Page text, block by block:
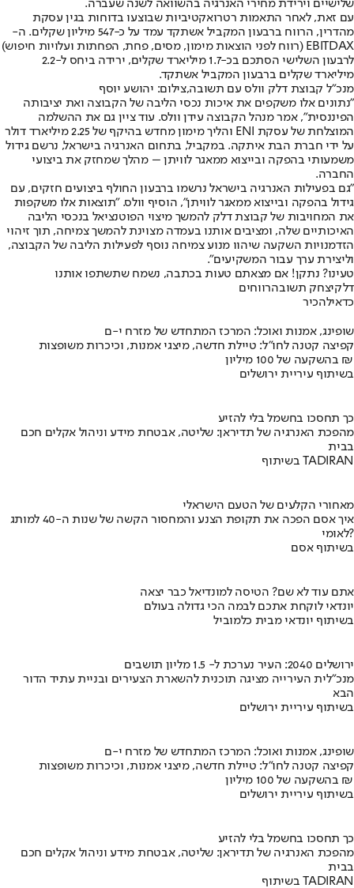
שלישיים וירידת מחירי האנרגיה בהשוואה לשנה שעברה.
עם זאת, לאחר התאמות רטרואקטיביות שבוצעו בדוחות בגין עסקת
מהדרין, הרווח ברבעון המקביל אשתקד עמד על כ-547 מיליון שקלים. ה-
EBITDAX (רווח לפני הוצאות מימון, מסים, פחת, הפחתות ועלויות חיפוש)
לרבעון השלישי הסתכם בכ-1.7 מיליארד שקלים, ירידה ביחס ל-2.2
מיליארד שקלים ברבעון המקביל אשתקד.
מנכ"ל קבוצת דלק וולס עם תשובה,צילום: יהושע יוסף
"נתונים אלו משקפים את איכות נכסי הליבה של הקבוצה ואת יציבותה
הפיננסית", אמר מנהל הקבוצה עידן וולס. עוד ציין גם את ההשלמה
המוצלחת של עסקת ENI והליך מימון מחדש בהיקף של 2.25 מיליארד דולר
על ידי חברת הבת איתקה. במקביל, בתחום האנרגיה בישראל, נרשם גידול
משמעותי בהפקה ובייצוא ממאגר לוויתן – מהלך שמחזק את ביצועי
החברה.
"גם בפעילות האנרגיה בישראל נרשמו ברבעון החולף ביצועים חזקים, עם
גידול בהפקה ובייצוא ממאגר לוויתן", הוסיף וולס. "תוצאות אלו משקפות
את המחויבות של קבוצת דלק להמשך מיצוי הפוטנציאל בנכסי הליבה
האיכותיים שלה, ומציבים אותנו בעמדה מצוינת להמשך צמיחה, תוך זיהוי
הזדמנויות השקעה שיהוו מנוע צמיחה נוסף לפעילות הליבה של הקבוצה,
וליצירת ערך עבור המשקיעים".
טעינו? נתקן! אם מצאתם טעות בכתבה, נשמח שתשתפו אותנו
דלקיצחק תשובהרווחים
כדאילהכיר
שופינג, אמנות ואוכל: המרכז המתחדש של מזרח י-ם
קפיצה קטנה לחו"ל: טיילת חדשה, מיצגי אמנות, וכיכרות משופצות
בהשקעה של 100 מיליון ₪
בשיתוף עיריית ירושלים
כך תחסכו בחשמל בלי להזיע
מהפכת האנרגיה של תדיראן: שליטה, אבטחת מידע וניהול אקלים חכם
בבית
בשיתוף TADIRAN
מאחורי הקלעים של הטעם הישראלי
איך אסם הפכה את תקופת הצנע והמחסור הקשה של שנות ה-40 למותג
לאומי?
בשיתוף אסם
אתם עוד לא שם? הטיסה למונדיאל כבר יצאה
יונדאי לוקחת אתכם לבמה הכי גדולה בעולם
בשיתוף יונדאי מבית כלמוביל
ירושלים 2040: העיר נערכת ל- 1.5 מליון תושבים
מנכ"לית העירייה מציגה תוכנית להשארת הצעירים ובניית עתיד הדור
הבא
בשיתוף עיריית ירושלים
שופינג, אמנות ואוכל: המרכז המתחדש של מזרח י-ם
קפיצה קטנה לחו"ל: טיילת חדשה, מיצגי אמנות, וכיכרות משופצות
בהשקעה של 100 מיליון ₪
בשיתוף עיריית ירושלים
כך תחסכו בחשמל בלי להזיע
מהפכת האנרגיה של תדיראן: שליטה, אבטחת מידע וניהול אקלים חכם
בבית
בשיתוף TADIRAN